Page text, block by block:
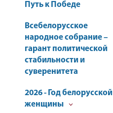
Путь к Победе
Всебелорусское
народное собрание –
гарант политической
стабильности и
суверенитета
2026 - Год белорусской
женщины